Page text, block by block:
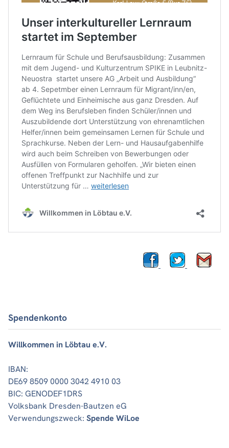
Spendenkonto
Willkommen in Löbtau e.V.
IBAN:
DE69 8509 0000 3042 4910 03
BIC: GENODEF1DRS
Volksbank Dresden-Bautzen eG
Verwendungszweck: Spende WiLoe